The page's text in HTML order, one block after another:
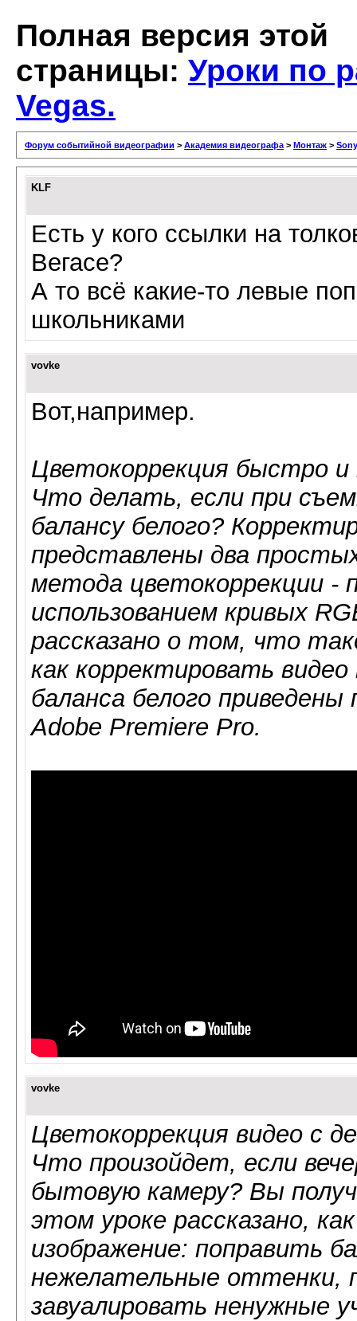
Полная версия этой
страницы: Уроки по
Vegas.
Форум событийной видеографии > Академия видеографа > Монтаж >
KLF
Есть у кого ссылки на
Вегасе?
А то всё какие-то левые
школьниками
vovke
Вот,например.
Цветокоррекция быстро и
Что делать, если при
балансу белого?
представлены два
метода цветокоррекции -
использованием кривых
рассказано о том, что
как корректировать
баланса белого
Adobe Premiere Pro.
vovke
Цветокоррекция видео с
Что произойдет, если
бытовую камеру? Вы
этом уроке рассказано,
изображение: поправить
нежелательные оттенки,
завуалировать ненужные